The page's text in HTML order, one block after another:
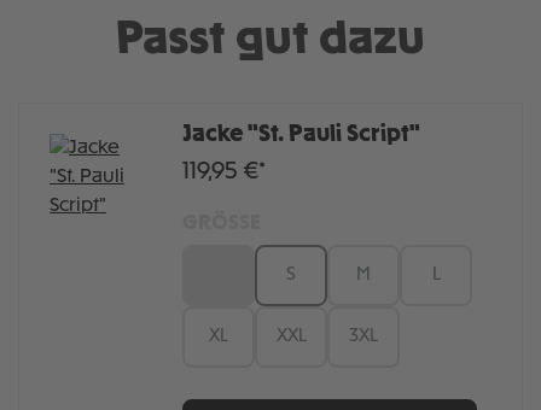
Passt gut dazu
Jacke "St. Pauli Script"
119,95 €*
S M L
XL XXL 3XL